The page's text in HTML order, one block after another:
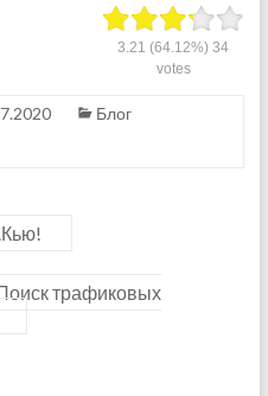
3.21 (64.12%)34
votes
Блог
трафиковых